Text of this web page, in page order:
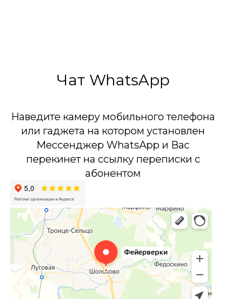
Чат WhatsApp
Наведите камеру мобильного телефона
или гаджета на котором установлен
Мессенджер WhatsApp и Вас
перекинет на ссылку переписки с
абонентом